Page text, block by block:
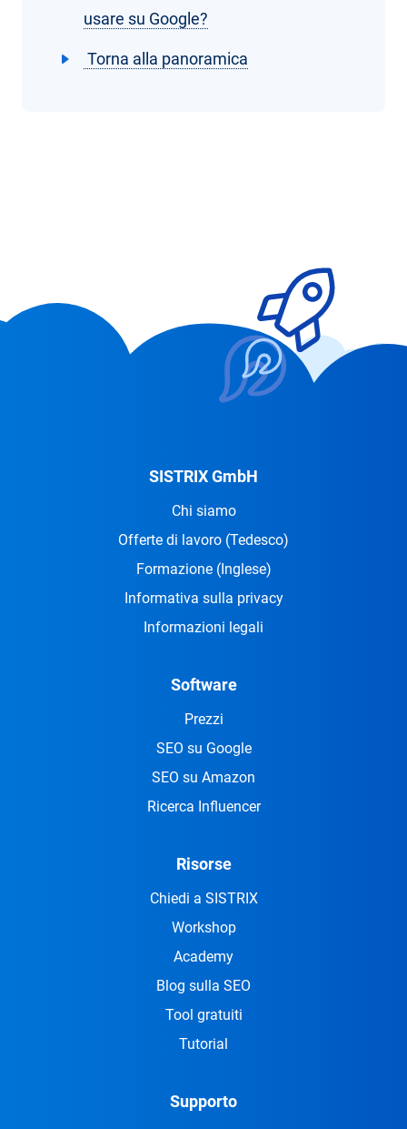
usare su Google?
Torna alla panoramica
SISTRIX GmbH
Chi siamo
Offerte di lavoro (Tedesco)
Formazione (Inglese)
Informativa sulla privacy
Informazioni legali
Software
Prezzi
SEO su Google
SEO su Amazon
Ricerca Influencer
Risorse
Chiedi a SISTRIX
Workshop
Academy
Blog sulla SEO
Tool gratuiti
Tutorial
Supporto